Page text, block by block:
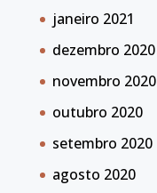
janeiro 2021
dezembro 2020
novembro 2020
outubro 2020
setembro 2020
agosto 2020